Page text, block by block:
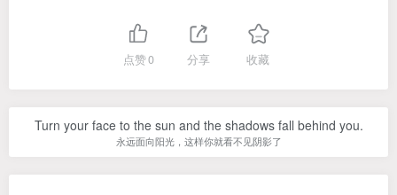
点赞0 分享 收藏
Turn your face to the sun and the shadows fall behind you.
永远面向阳光，这样你就看不见阴影了